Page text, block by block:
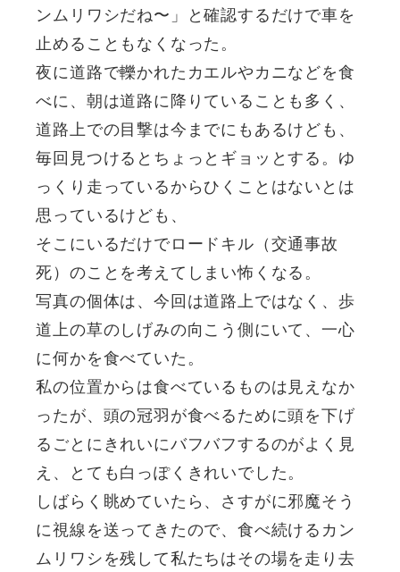
ンムリワシだね〜」と確認するだけで車を
止めることもなくなった。
夜に道路で轢かれたカエルやカニなどを食
べに、朝は道路に降りていることも多く、
道路上での目撃は今までにもあるけども、
毎回見つけるとちょっとギョッとする。ゆ
っくり走っているからひくことはないとは
思っているけども、
そこにいるだけでロードキル（交通事故
死）のことを考えてしまい怖くなる。
写真の個体は、今回は道路上ではなく、歩
道上の草のしげみの向こう側にいて、一心
に何かを食べていた。
私の位置からは食べているものは見えなか
ったが、頭の冠羽が食べるために頭を下げ
るごとにきれいにバフバフするのがよく見
え、とても白っぽくきれいでした。
しばらく眺めていたら、さすがに邪魔そう
に視線を送ってきたので、食べ続けるカン
ムリワシを残して私たちはその場を走り去